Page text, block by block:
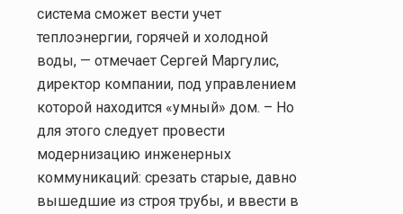
система сможет вести учет
теплоэнергии, горячей и холодной
воды, — отмечает Сергей Маргулис,
директор компании, под управлением
которой находится «умный» дом. – Но
для этого следует провести
модернизацию инженерных
коммуникаций: срезать старые, давно
вышедшие из строя трубы, и ввести в